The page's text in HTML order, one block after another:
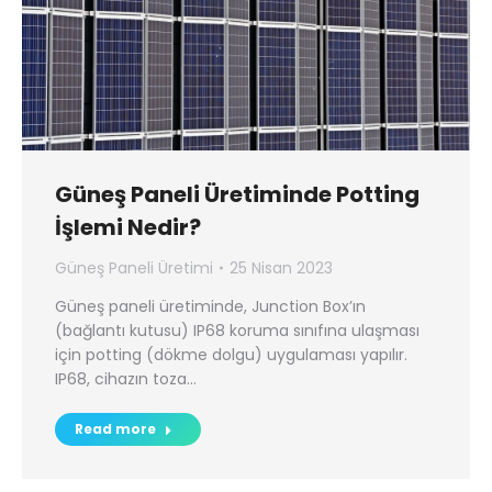
Güneş Paneli Üretiminde Potting
İşlemi Nedir?
Güneş Paneli Üretimi
25 Nisan 2023
Güneş paneli üretiminde, Junction Box’ın
(bağlantı kutusu) IP68 koruma sınıfına ulaşması
için potting (dökme dolgu) uygulaması yapılır.
IP68, cihazın toza…
Read more